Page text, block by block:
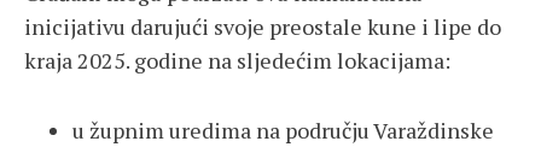
inicijativu darujući svoje preostale kune i lipe do
kraja 2025. godine na sljedećim lokacijama:
u župnim uredima na području Varaždinske